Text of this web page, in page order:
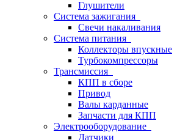
Глушители
Система зажигания
Свечи накаливания
Система питания
Коллекторы впускные
Турбокомпрессоры
Трансмиссия
КПП в сборе
Привод
Валы карданные
Запчасти для КПП
Электрооборудование
Датчики